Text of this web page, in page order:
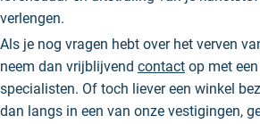
verlengen.
Als je nog vragen hebt over het verven
neem dan vrijblijvend contact op met
specialisten. Of toch liever een winkel
dan langs in een van onze vestigingen,